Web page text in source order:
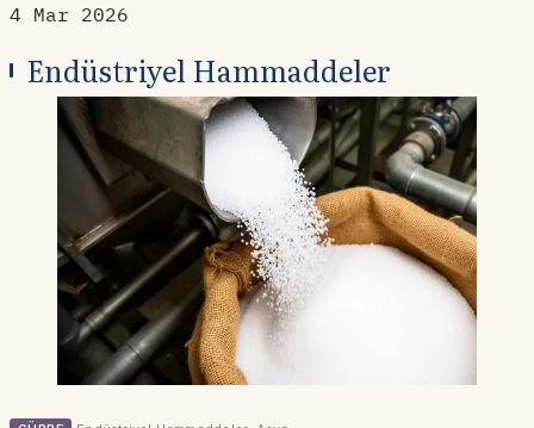
4 Mar 2026
Endüstriyel Hammaddeler